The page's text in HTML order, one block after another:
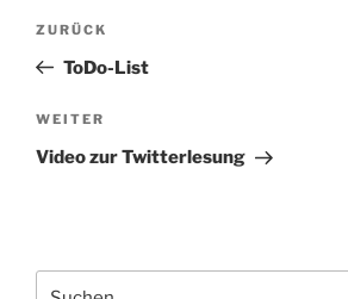
Beitragsnavigation
Vorheriger
Beitrag
ZURÜCK
ToDo-List
Nächster
Beitrag
WEITER
Video zur Twitterlesung